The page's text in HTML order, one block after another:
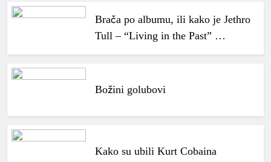
Brača po albumu, ili kako je Jethro
Tull – “Living in the Past” …
Božini golubovi
Kako su ubili Kurt Cobaina